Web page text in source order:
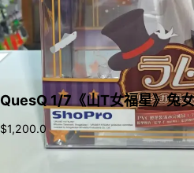
QuesQ 1/7《山T女福星》兔
$1,200.0